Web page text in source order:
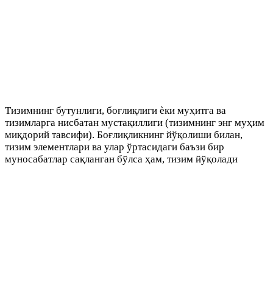
Tизимнинг бутунлиги, боғлиқлиги ѐки муҳитга ва
тизимларга нисбатан мустақиллиги (тизимнинг энг муҳим
миқдорий тавсифи). Боғлиқликнинг йўқолиши билан,
тизим элементлари ва улар ўртасидаги баъзи бир
муносабатлар сақланган бўлса ҳам, тизим йўқолади